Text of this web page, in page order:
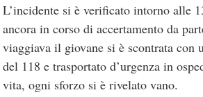
L’incidente si è verificato intorno alle
ancora in corso di accertamento da
viaggiava il giovane si è scontrata con
del 118 e trasportato d’urgenza in
vita, ogni sforzo si è rivelato vano.